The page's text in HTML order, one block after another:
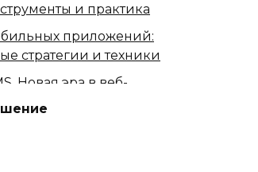
и практика
приложений:
стратегии и техники
Новая эра в веб-
Полное руководство